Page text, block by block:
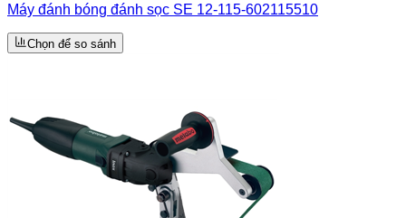
Máy đánh bóng đánh sọc SE 12-115-602115510
Chọn để so sánh